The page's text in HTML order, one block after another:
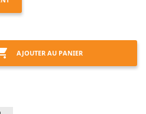
AJOUTER AU PANIER